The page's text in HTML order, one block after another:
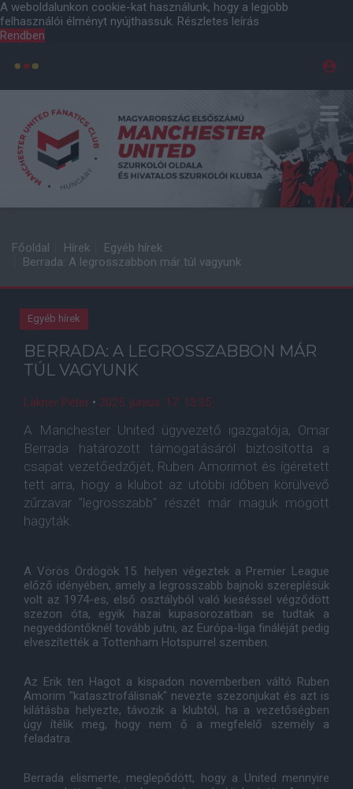
A weboldalunkon cookie-kat használunk, hogy a legjobb
felhasználói élményt nyújthassuk. Részletes leírás
Rendben
Főoldal Hírek
Egyéb hírek
Berrada: A legrosszabbon már túl vagyunk
Egyéb hírek
BERRADA: A LEGROSSZABBON MÁR
TÚL VAGYUNK
Lakner Péter • 2025. június. 17. 13:35
A Manchester United ügyvezető igazgatója, Omar
Berrada határozott támogatásáról biztosította a
csapat vezetőedzőjét, Ruben Amorimot és ígéretett
tett arra, hogy a klubot az utóbbi időben körülvevő
zűrzavar "legrosszabb" részét már maguk mögött
hagyták.
A Vörös Ördögök 15. helyen végeztek a Premier League
előző idényében, amely a legrosszabb bajnoki szereplésük
volt az 1974-es, első osztályból való kieséssel végződött
szezon óta, egyik hazai kupasorozatban se tudtak a
negyeddöntőknél tovább jutni, az Európa-liga fináléját pedig
elveszítették a Tottenham Hotspurrel szemben.
Az Erik ten Hagot a kispadon novemberben váltó Ruben
Amorim "katasztrofálisnak" nevezte szezonjukat és azt is
kilátásba helyezte, távozik a klubtól, ha a vezetőségben
úgy ítélik meg, hogy nem ő a megfelelő személy a
feladatra.
Berrada elismerte, meglepődött, hogy a United mennyire